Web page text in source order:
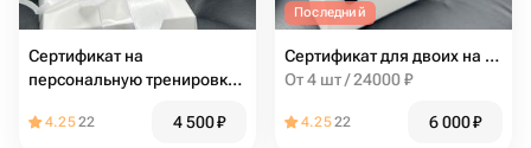
Сертификат на
персональную тренировку
4.2522 4 500₽
Последний
Сертификат для двоих на персональную тренировку по боксу
От 4 шт / 24000 ₽
4.2522 6 000₽